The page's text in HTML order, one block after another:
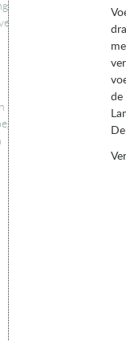
– voegovergang
en
de